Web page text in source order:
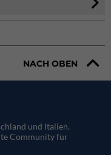
NACH OBEN
und Italien.
Community für